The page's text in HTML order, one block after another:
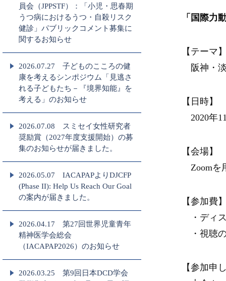
「国際
【テーマ
阪神・淡
【日時】
2020年
【会場】
Zoomを
【参加費
・ディス
・視聴
【参加申
員会（JPPSTF）：「小児・思春期
うつ病におけるうつ・自殺リスク
健診」パブリックコメント募集に
関するお知らせ
2026.07.27 子どものこころの健
康を考えるシンポジウム「見逃さ
れる子どもたち－『境界知能』を
考える」のお知らせ
2026.07.08 スミセイ女性研究者
奨励賞（2027年度支援開始）の募
集のお知らせが届きました。
2026.05.07 IACAPAPよりDJCFP
(Phase II): Help Us Reach Our Goal
の案内が届きました。
2026.04.17 第27回世界児童青年
精神医学会総会
（IACAPAP2026）のお知らせ
2026.03.25 第9回日本DCD学会